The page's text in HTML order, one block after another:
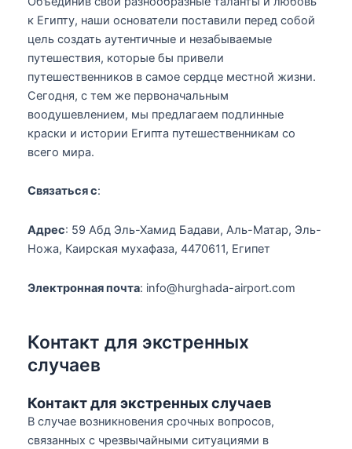
к Египту, наши основатели поставили перед собой
цель создать аутентичные и незабываемые
путешествия, которые бы привели
путешественников в самое сердце местной жизни.
Сегодня, с тем же первоначальным
воодушевлением, мы предлагаем подлинные
краски и истории Египта путешественникам со
всего мира.
Связаться с:
Адрес: 59 Абд Эль-Хамид Бадави, Аль-Матар, Эль-
Ножа, Каирская мухафаза, 4470611, Египет
Электронная почта: info@hurghada-airport.com
Контакт для экстренных
случаев
Контакт для экстренных случаев
В случае возникновения срочных вопросов,
связанных с чрезвычайными ситуациями в